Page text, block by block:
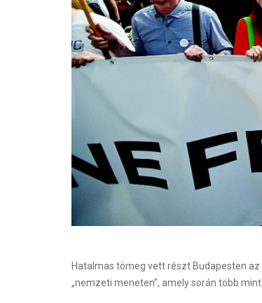
Hatalmas tömeg vett részt Budapesten
„nemzeti meneten”, amely során több